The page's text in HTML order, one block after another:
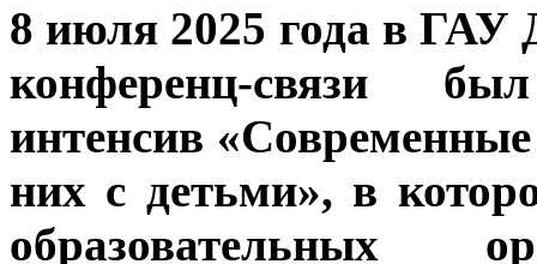
8 июля 2025 года в
конференц-связи
интенсив
них с детьми», в
образовательных